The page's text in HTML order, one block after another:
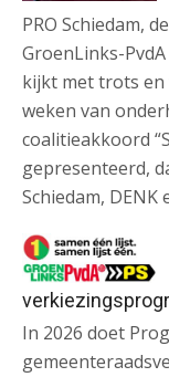
PRO Schiedam,
GroenLinks-
kijkt met trots
weken van
coalitieakkoord
gepresenteerd,
Schiedam, DENK
In 2026 doet